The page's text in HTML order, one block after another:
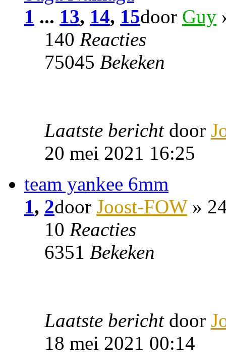
1 ... 13, 14, 15door Guy
140 Reacties
75045 Bekeken
Laatste bericht door
20 mei 2021 16:25
team yankee 6mm
1, 2door Joost-FOW»
10 Reacties
6351 Bekeken
Laatste bericht door
18 mei 2021 00:14